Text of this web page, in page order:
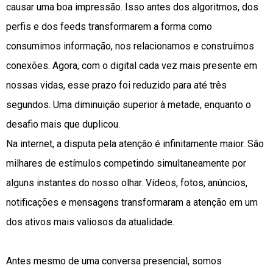
causar uma boa impressão. Isso antes dos algoritmos, dos
perfis e dos feeds transformarem a forma como
consumimos informação, nos relacionamos e construímos
conexões. Agora, com o digital cada vez mais presente em
nossas vidas, esse prazo foi reduzido para até três
segundos. Uma diminuição superior à metade, enquanto o
desafio mais que duplicou.
Na internet, a disputa pela atenção é infinitamente maior. São
milhares de estímulos competindo simultaneamente por
alguns instantes do nosso olhar. Vídeos, fotos, anúncios,
notificações e mensagens transformaram a atenção em um
dos ativos mais valiosos da atualidade.
Antes mesmo de uma conversa presencial, somos